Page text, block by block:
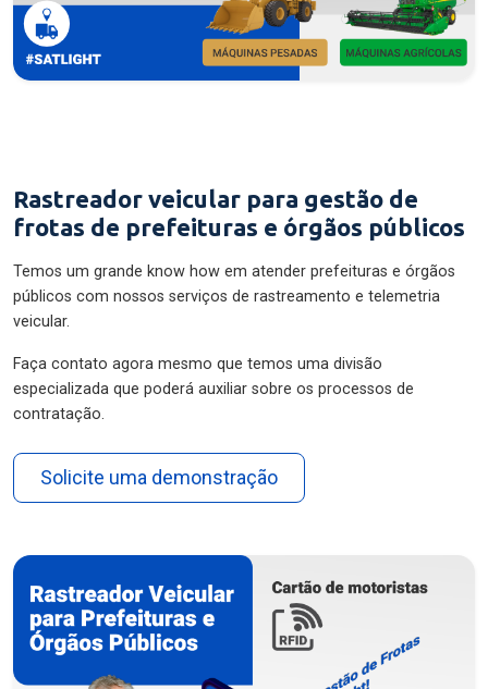
Rastreador veicular para gestão de
frotas de prefeituras e órgãos públicos
Temos um grande know how em atender prefeituras e órgãos
públicos com nossos serviços de rastreamento e telemetria
veicular.
Faça contato agora mesmo que temos uma divisão
especializada que poderá auxiliar sobre os processos de
contratação.
Solicite uma demonstração